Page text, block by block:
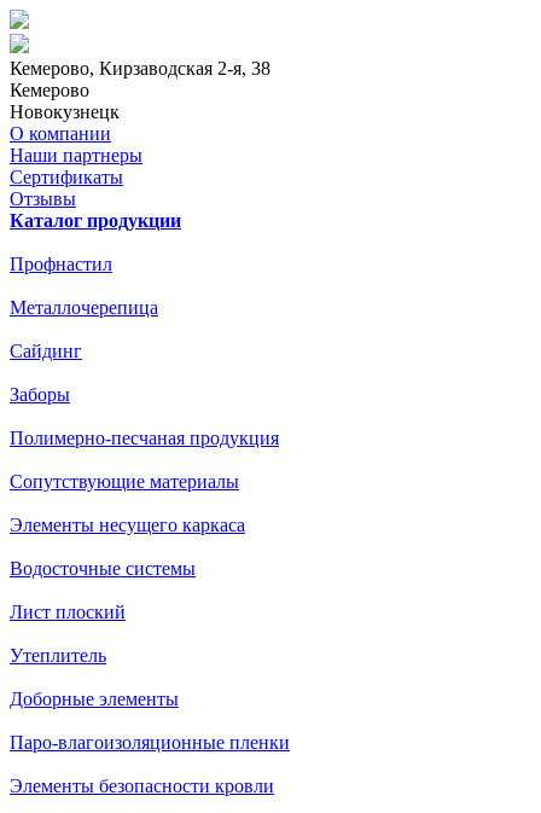
Кемерово, Кирзаводская 2-я, 38
Кемерово
Новокузнецк
О компании
Наши партнеры
Сертификаты
Отзывы
Каталог продукции
Профнастил
Металлочерепица
Сайдинг
Заборы
Полимерно-песчаная продукция
Сопутствующие материалы
Элементы несущего каркаса
Водосточные системы
Лист плоский
Утеплитель
Доборные элементы
Паро-влагоизоляционные пленки
Элементы безопасности кровли